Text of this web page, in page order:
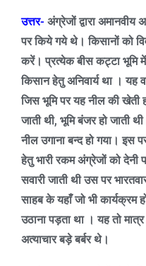
उत्तर- अंग्रेजों द्वारा अमानवीय
पर किये गये थे। किसानों को
करें। प्रत्येक बीस कट्टा भूमि
किसान हेतु अनिवार्य था । यह
जिस भूमि पर यह नील की खेती
जाती थी, भूमि बंजर हो जाती
नील उगाना बन्द हो गया। इस
हेतु भारी रकम अंग्रेजों को देनी
सवारी जाती थी उस पर
साहब के यहाँ जो भी कार्यक्रम
उठाना पड़ता था । यह तो
अत्याचार बड़े बर्बर थे।